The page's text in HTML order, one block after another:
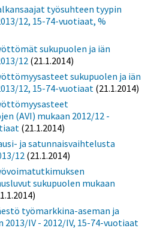
työsuhteen tyypin
12, 15-74-vuotiaat, %
sukupuolen ja iän
12 (21.1.2014)
sukupuolen ja iän
12, 15-74-vuotiaat (21.1.2014)
(AVI) mukaan 2012/12 -
(21.1.2014)
ja satunnaisvaihtelusta
12 (21.1.2014)
sukupuolen mukaan
työmarkkina-aseman ja
2013/IV - 2012/IV, 15-74-vuotiaat